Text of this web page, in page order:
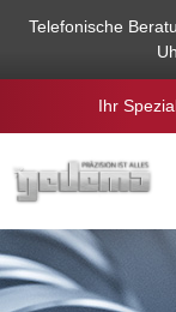
springen
Telefonische
Ihr